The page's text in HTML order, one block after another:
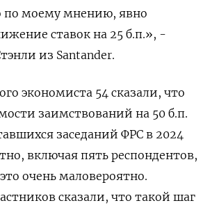
по моему мнению, явно
ставок на 25 б.п.», -
из Santander.
экономиста 54 сказали, что
заимствований на 50 б.п.
заседаний ФРС в 2024
включая пять респондентов,
очень маловероятно.
сказали, что такой шаг